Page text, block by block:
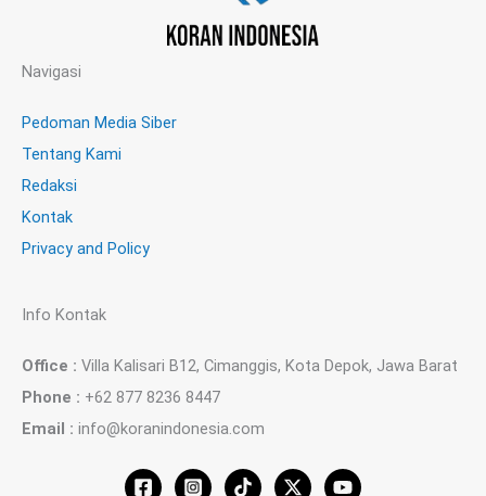
Navigasi
Pedoman Media Siber
Tentang Kami
Redaksi
Kontak
Privacy and Policy
Info Kontak
Office : Villa Kalisari B12, Cimanggis, Kota Depok, Jawa Barat
Phone : +62 877 8236 8447
Email : info@koranindonesia.com